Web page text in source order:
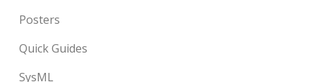
Posters
Quick Guides
SysML